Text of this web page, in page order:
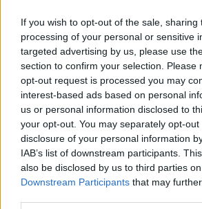
If you wish to opt-out of the sale, sharing
processing of your personal or sensitive
targeted advertising by us, please use
section to confirm your selection. Please
opt-out request is processed you may
interest-based ads based on personal
us or personal information disclosed to
your opt-out. You may separately opt-
disclosure of your personal information
IAB’s list of downstream participants.
also be disclosed by us to third parties
Downstream Participants that may
χρήστες της πλατφόρμας,
βίντεο και ζητώντας άμεση
Αρχών για να τον αποτρέψουν.